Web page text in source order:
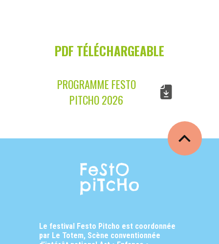
PDF TÉLÉCHARGEABLE
PROGRAMME FESTO
PITCHO 2026
Le festival Festo Pitcho est coordonnée
par Le Totem, Scène conventionnée